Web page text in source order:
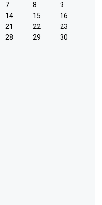
7 8
9
14 15
16
21 22
23
28 29
30